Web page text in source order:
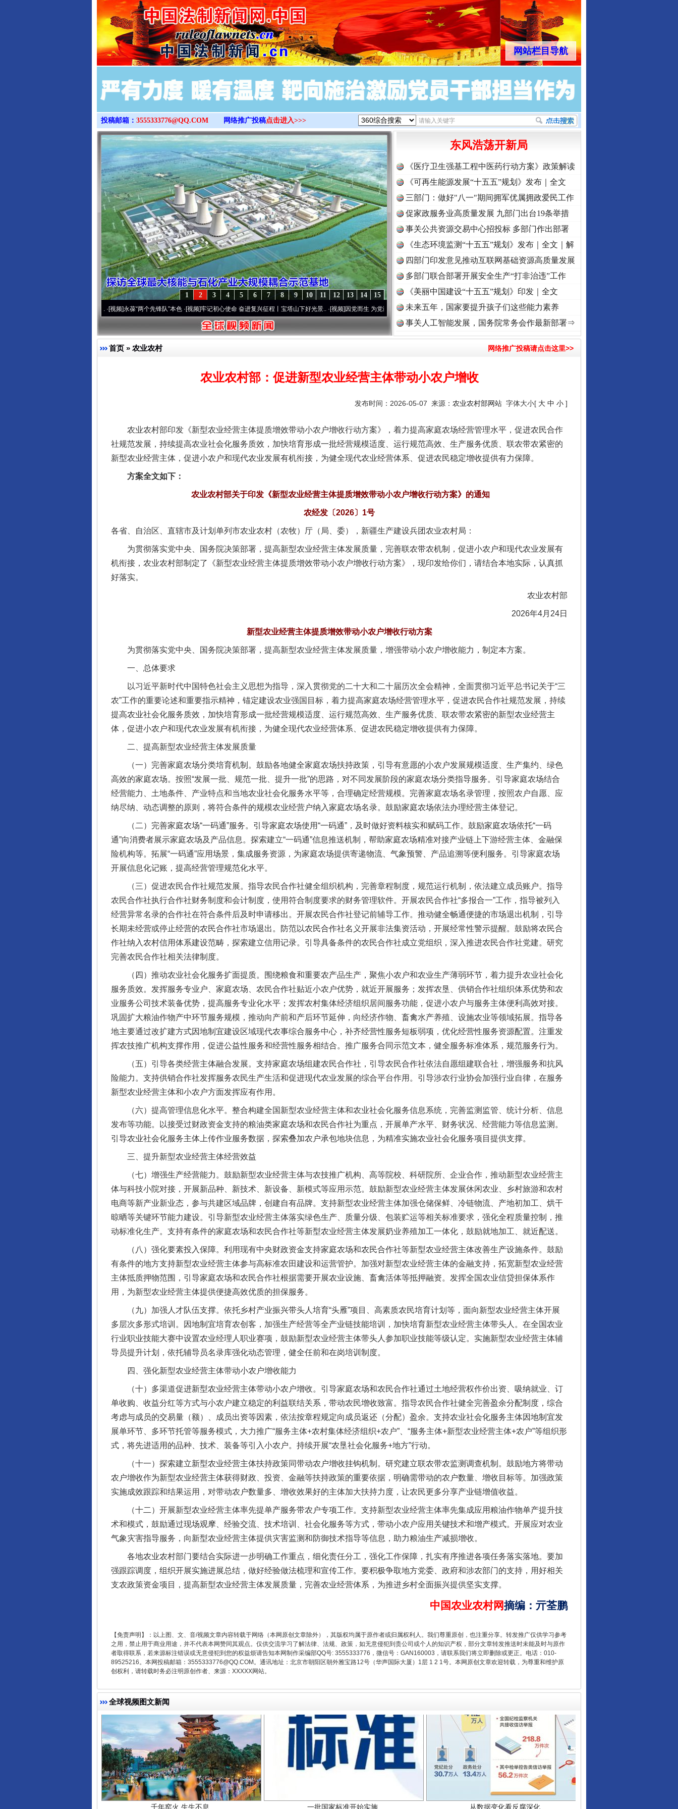
>
网站栏目导航
投稿邮箱： 3555333776@QQ.COM 网络推广投稿点击进入>>>
15
14
13
12
11
10
9
8
7
6
5
4
3
2
1
永葆“两个先锋队”本色·[视频]牢记初心使命 奋进复兴征程丨宝塔山下好光景..·[视频]因党而生 为党而战——百年“纪”事⑧加强纪律..·[视频]牢记初心使命 奋进复兴征程丨“转折之城”激荡..
东风浩荡开新局
《医疗卫生强基工程中医药行动方案》政策解读
《可再生能源发展“十五五”规划》发布｜全文
三部门：做好"八一"期间拥军优属拥政爱民工作
促家政服务业高质量发展 九部门出台19条举措
事关公共资源交易中心招投标 多部门作出部署
《生态环境监测“十五五”规划》发布｜全文｜解
读
四部门印发意见推动互联网基础资源高质量发展
多部门联合部署开展安全生产“打非治违”工作
《美丽中国建设“十五五”规划》印发｜全文
未来五年，国家要提升孩子们这些能力素养
事关人工智能发展，国务院常务会作最新部署⇒
首页 » 农业农村 网络推广投稿请点击这里>>
农业农村部：促进新型农业经营主体带动小农户增收
发布时间：2026-05-07 来源： 农业农村部网站 字体大小[ 大 中 小 ]
农业农村部印发《新型农业经营主体提质增效带动小农户增收行动方案》，着力提高家庭农场经营管理水平，促进农民合作
社规范发展，持续提高农业社会化服务质效，加快培育形成一批经营规模适度、运行规范高效、生产服务优质、联农带农紧密的
新型农业经营主体，促进小农户和现代农业发展有机衔接，为健全现代农业经营体系、促进农民稳定增收提供有力保障。
方案全文如下：
农业农村部关于印发《新型农业经营主体提质增效带动小农户增收行动方案》的通知
农经发〔2026〕1号
各省、自治区、直辖市及计划单列市农业农村（农牧）厅（局、委），新疆生产建设兵团农业农村局：
为贯彻落实党中央、国务院决策部署，提高新型农业经营主体发展质量，完善联农带农机制，促进小农户和现代农业发展有
机衔接，农业农村部制定了《新型农业经营主体提质增效带动小农户增收行动方案》，现印发给你们，请结合本地实际，认真抓
好落实。
农业农村部
2026年4月24日
新型农业经营主体提质增效带动小农户增收行动方案
为贯彻落实党中央、国务院决策部署，提高新型农业经营主体发展质量，增强带动小农户增收能力，制定本方案。
一、总体要求
以习近平新时代中国特色社会主义思想为指导，深入贯彻党的二十大和二十届历次全会精神，全面贯彻习近平总书记关于“三
农”工作的重要论述和重要指示精神，锚定建设农业强国目标，着力提高家庭农场经营管理水平，促进农民合作社规范发展，持续
提高农业社会化服务质效，加快培育形成一批经营规模适度、运行规范高效、生产服务优质、联农带农紧密的新型农业经营主
体，促进小农户和现代农业发展有机衔接，为健全现代农业经营体系、促进农民稳定增收提供有力保障。
二、提高新型农业经营主体发展质量
（一）完善家庭农场分类培育机制。鼓励各地健全家庭农场扶持政策，引导有意愿的小农户发展规模适度、生产集约、绿色
高效的家庭农场。按照“发展一批、规范一批、提升一批”的思路，对不同发展阶段的家庭农场分类指导服务。引导家庭农场结合
经营能力、土地条件、产业特点和当地农业社会化服务水平等，合理确定经营规模。完善家庭农场名录管理，按照农户自愿、应
纳尽纳、动态调整的原则，将符合条件的规模农业经营户纳入家庭农场名录。鼓励家庭农场依法办理经营主体登记。
（二）完善家庭农场“一码通”服务。引导家庭农场使用“一码通”，及时做好资料核实和赋码工作。鼓励家庭农场依托“一码
通”向消费者展示家庭农场及产品信息。探索建立“一码通”信息推送机制，帮助家庭农场精准对接产业链上下游经营主体、金融保
险机构等。拓展“一码通”应用场景，集成服务资源，为家庭农场提供寄递物流、气象预警、产品追溯等便利服务。引导家庭农场
开展信息化记账，提高经营管理规范化水平。
（三）促进农民合作社规范发展。指导农民合作社健全组织机构，完善章程制度，规范运行机制，依法建立成员账户。指导
农民合作社执行合作社财务制度和会计制度，使用符合制度要求的财务管理软件。开展农民合作社“多报合一”工作，指导被列入
经营异常名录的合作社在符合条件后及时申请移出。开展农民合作社登记前辅导工作。推动健全畅通便捷的市场退出机制，引导
长期未经营或停止经营的农民合作社市场退出。防范以农民合作社名义开展非法集资活动，开展经常性警示提醒。鼓励将农民合
作社纳入农村信用体系建设范畴，探索建立信用记录。引导具备条件的农民合作社成立党组织，深入推进农民合作社党建。研究
完善农民合作社相关法律制度。
（四）推动农业社会化服务扩面提质。围绕粮食和重要农产品生产，聚焦小农户和农业生产薄弱环节，着力提升农业社会化
服务质效。发挥服务专业户、家庭农场、农民合作社贴近小农户优势，就近开展服务；发挥农垦、供销合作社组织体系优势和农
业服务公司技术装备优势，提高服务专业化水平；发挥农村集体经济组织居间服务功能，促进小农户与服务主体便利高效对接。
巩固扩大粮油作物产中环节服务规模，推动向产前和产后环节延伸，向经济作物、畜禽水产养殖、设施农业等领域拓展。指导各
地主要通过改扩建方式因地制宜建设区域现代农事综合服务中心，补齐经营性服务短板弱项，优化经营性服务资源配置。注重发
挥农技推广机构支撑作用，促进公益性服务和经营性服务相结合。推广服务合同示范文本，健全服务标准体系，规范服务行为。
（五）引导各类经营主体融合发展。支持家庭农场组建农民合作社，引导农民合作社依法自愿组建联合社，增强服务和抗风
险能力。支持供销合作社发挥服务农民生产生活和促进现代农业发展的综合平台作用。引导涉农行业协会加强行业自律，在服务
新型农业经营主体和小农户方面发挥应有作用。
（六）提高管理信息化水平。整合构建全国新型农业经营主体和农业社会化服务信息系统，完善监测监管、统计分析、信息
发布等功能。以接受过财政资金支持的粮油类家庭农场和农民合作社为重点，开展单产水平、财务状况、经营能力等信息监测。
引导农业社会化服务主体上传作业服务数据，探索叠加农户承包地块信息，为精准实施农业社会化服务项目提供支撑。
三、提升新型农业经营主体经营效益
（七）增强生产经营能力。鼓励新型农业经营主体与农技推广机构、高等院校、科研院所、企业合作，推动新型农业经营主
体与科技小院对接，开展新品种、新技术、新设备、新模式等应用示范。鼓励新型农业经营主体发展休闲农业、乡村旅游和农村
电商等新产业新业态，参与共建区域品牌，创建自有品牌。支持新型农业经营主体加强仓储保鲜、冷链物流、产地初加工、烘干
晾晒等关键环节能力建设。引导新型农业经营主体落实绿色生产、质量分级、包装贮运等相关标准要求，强化全程质量控制，推
动标准化生产。支持有条件的家庭农场和农民合作社等新型农业经营主体发展奶业养殖加工一体化，鼓励就地加工、就近配送。
（八）强化要素投入保障。利用现有中央财政资金支持家庭农场和农民合作社等新型农业经营主体改善生产设施条件。鼓励
有条件的地方支持新型农业经营主体参与高标准农田建设和运营管护。加强对新型农业经营主体的金融支持，拓宽新型农业经营
主体抵质押物范围，引导家庭农场和农民合作社根据需要开展农业设施、畜禽活体等抵押融资。发挥全国农业信贷担保体系作
用，为新型农业经营主体提供便捷高效优质的担保服务。
（九）加强人才队伍支撑。依托乡村产业振兴带头人培育“头雁”项目、高素质农民培育计划等，面向新型农业经营主体开展
多层次多形式培训。因地制宜培育农创客，加强生产经营等全产业链技能培训，加快培育新型农业经营主体带头人。在全国农业
行业职业技能大赛中设置农业经理人职业赛项，鼓励新型农业经营主体带头人参加职业技能等级认定。实施新型农业经营主体辅
导员提升计划，依托辅导员名录库强化动态管理，健全任前和在岗培训制度。
四、强化新型农业经营主体带动小农户增收能力
（十）多渠道促进新型农业经营主体带动小农户增收。引导家庭农场和农民合作社通过土地经营权作价出资、吸纳就业、订
单收购、收益分红等方式与小农户建立稳定的利益联结关系，带动农民增收致富。指导农民合作社健全完善盈余分配制度，综合
考虑与成员的交易量（额）、成员出资等因素，依法按章程规定向成员返还（分配）盈余。支持农业社会化服务主体因地制宜发
展单环节、多环节托管等服务模式，大力推广“服务主体+农村集体经济组织+农户”、“服务主体+新型农业经营主体+农户”等组织形
式，将先进适用的品种、技术、装备等引入小农户。持续开展“农垦社会化服务+地方”行动。
（十一）探索建立新型农业经营主体扶持政策同带动农户增收挂钩机制。研究建立联农带农监测调查机制。鼓励地方将带动
农户增收作为新型农业经营主体获得财政、投资、金融等扶持政策的重要依据，明确需带动的农户数量、增收目标等。加强政策
实施成效跟踪和结果运用，对带动农户数量多、增收效果好的主体加大扶持力度，让农民更多分享产业链增值收益。
（十二）开展新型农业经营主体率先提单产服务带农户专项工作。支持新型农业经营主体率先集成应用粮油作物单产提升技
术和模式，鼓励通过现场观摩、经验交流、技术培训、社会化服务等方式，带动小农户应用关键技术和增产模式。开展应对农业
气象灾害指导服务，向新型农业经营主体提供灾害监测和防御技术指导等信息，助力粮油生产减损增收。
各地农业农村部门要结合实际进一步明确工作重点，细化责任分工，强化工作保障，扎实有序推进各项任务落实落地。要加
强跟踪调度，组织开展实施进展总结，做好经验做法梳理和宣传工作。要积极争取地方党委、政府和涉农部门的支持，用好相关
支农政策资金项目，提高新型农业经营主体发展质量，完善农业经营体系，为推进乡村全面振兴提供坚实支撑。
中国农业农村网摘编 ： 亓荃鹏
【免责声明】：以上图、文、音/视频文章内容转载于网络（本网原创文章除外），其版权均属于原作者或归属权利人。我们尊重原创，也注重分享。转发推广仅供学习参考
之用，禁止用于商业用途，并不代表本网赞同其观点。仅供交流学习了解法律、法规、政策，如无意侵犯到贵公司或个人的知识产权，部分文章转发推送时未能及时与原作
者取得联系，若来源标注错误或无意侵犯到您的权益烦请告知本网制作采编部QQ号: 3555333776，微信号：GAN160003，请联系我们将立即删除或更正。电话：010-
89525216。本网投稿邮箱：3555333776@QQ.COM。通讯地址：北京市朝阳区朝外雅宝路12号（华声国际大厦）1层 1 2 1号。本网原创文章欢迎转载，为尊重和维护原
创权利，请转载时务必注明原创作者、来源：XXXXX网站。
全球视频图文新闻
完善运行机制助力责任有效落实 一纸欠条伤亲情 巡回调解促和解.. 行业协会接连发公告
让核能赋能千行百业
千年窑火 生生不息 一批国家标准开始实施 从数据变化看反腐深化